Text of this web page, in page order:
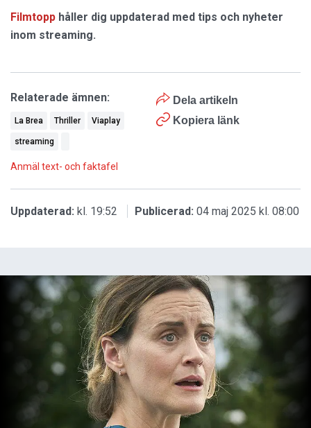
Filmtopp håller dig uppdaterad med tips och nyheter
inom streaming.
Dela artikeln
Kopiera länk
Relaterade ämnen:
La Brea Thriller Viaplay
streaming
Anmäl text- och faktafel
Uppdaterad: kl. 19:52 Publicerad: 04 maj 2025 kl. 08:00